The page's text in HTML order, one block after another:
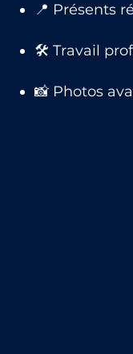
📍 Présents
🛠 Travail
📸 Photos